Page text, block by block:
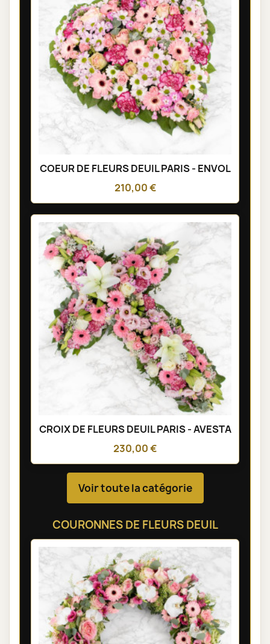
COEUR DE FLEURS DEUIL PARIS - ENVOL
210,00 €
CROIX DE FLEURS DEUIL PARIS - AVESTA
230,00 €
Voir toute la catégorie
COURONNES DE FLEURS DEUIL